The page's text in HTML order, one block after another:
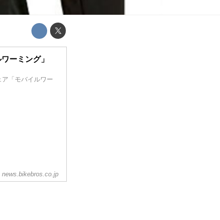
ーミング」
「モバイルワー
news.bikebros.co.jp